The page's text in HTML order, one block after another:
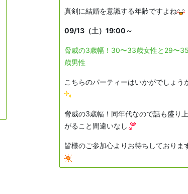
真剣に結婚を意識する年齢ですよね
09/13（土）19:00～
脅威の3歳幅！30〜33歳女性と29〜35
歳男性
こちらのパーティーはいかがでしょう
脅威の3歳幅！同年代なので話も盛り上
がること間違いなし
皆様のご参加心よりお待ちしておりま